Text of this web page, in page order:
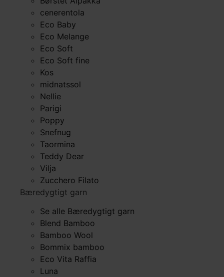
cenerentola
Eco Baby
Eco Melange
Eco Soft
Eco Soft fine
Kos
midnatssol
Nellie
Parigi
Poppy
Snefnug
Taormina
Teddy Dear
Vilja
Zucchero Filato
Bæredygtigt garn
Se alle Bæredygtigt garn
Blend Bamboo
Bamboo Wool
Bommix bamboo
Eco Vita Raffia
Luna